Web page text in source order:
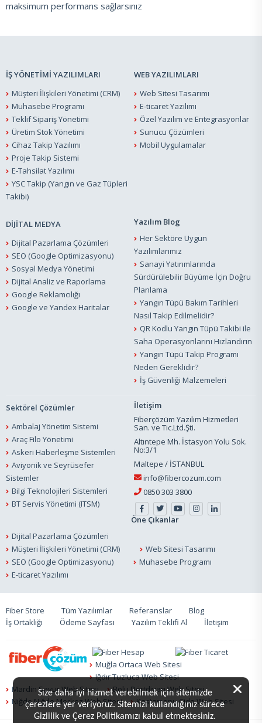
maksimum performans sağlarsınız
İŞ YÖNETİMİ YAZILIMLARI
Müşteri İlişkileri Yönetimi (CRM)
Muhasebe Programı
Teklif Sipariş Yönetimi
Üretim Stok Yönetimi
Cihaz Takip Yazılımı
Proje Takip Sistemi
E-Tahsilat Yazılımı
YSC Takip (Yangın ve Gaz Tüpleri
Takibi)
WEB YAZILIMLARI
Web Sitesi Tasarımı
E-ticaret Yazılımı
Özel Yazılım ve Entegrasyonlar
Sunucu Çözümleri
Mobil Uygulamalar
DİJİTAL MEDYA
Dijital Pazarlama Çözümleri
SEO (Google Optimizasyonu)
Sosyal Medya Yönetimi
Dijital Analiz ve Raporlama
Google Reklamcılığı
Google ve Yandex Haritalar
Yazılım Blog
Her Sektöre Uygun
Yazılımlarımız
Sanayi Yatırımlarında
Sürdürülebilir Büyüme İçin Doğru
Planlama
Yangın Tüpü Bakım Tarihleri
Nasıl Takip Edilmelidir?
QR Kodlu Yangın Tüpü Takibi ile
Saha Operasyonlarını Hızlandırın
Yangın Tüpü Takip Programı
Neden Gereklidir?
İş Güvenliği Malzemeleri
Sektörel Çözümler
Ambalaj Yönetim Sistemi
Araç Filo Yönetimi
Askeri Haberleşme Sistemleri
Aviyonik ve Seyrüsefer
Sistemler
Bilgi Teknolojileri Sistemleri
BT Servis Yönetimi (ITSM)
İletişim
Fiberçözüm Yazılım Hizmetleri
San. ve Tic.Ltd.Şti.
Altıntepe Mh. İstasyon Yolu Sok.
No:3/1
Maltepe / İSTANBUL
info@fibercozum.com
0850 303 3800
Öne Çıkanlar
Dijital Pazarlama Çözümleri
Müşteri İlişkileri Yönetimi (CRM)
Web Sitesi Tasarımı
SEO (Google Optimizasyonu)
Muhasebe Programı
E-ticaret Yazılımı
Fiber Store Tüm Yazılımlar Referanslar
Blog
İş Ortaklığı
Ödeme Sayfası Yazılım Teklifi Al İletişim
Muğla Ortaca Web Sitesi
Iğdır Tuzluca Web Sitesi
Mardin Savur Web Sitesi
Bolu Dörtdivan Web Sitesi
Niğde Niğde Merkez Web Sitesi
Kastamonu Cide Web Sitesi
Size daha iyi hizmet verebilmek için sitemizde
çerezlere yer veriyoruz. Sitemizi kullandığınız sürece
Gizlilik ve Çerez Politikamızı kabul etmektesiniz.